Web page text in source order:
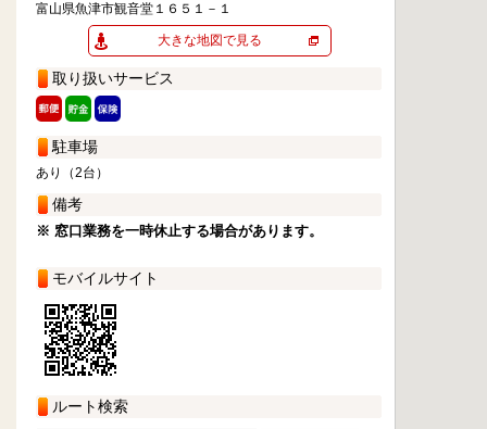
富山県魚津市観音堂１６５１－１
大きな地図で見る
取り扱いサービス
駐車場
あり（2台）
備考
※ 窓口業務を一時休止する場合があります。
モバイルサイト
ルート検索